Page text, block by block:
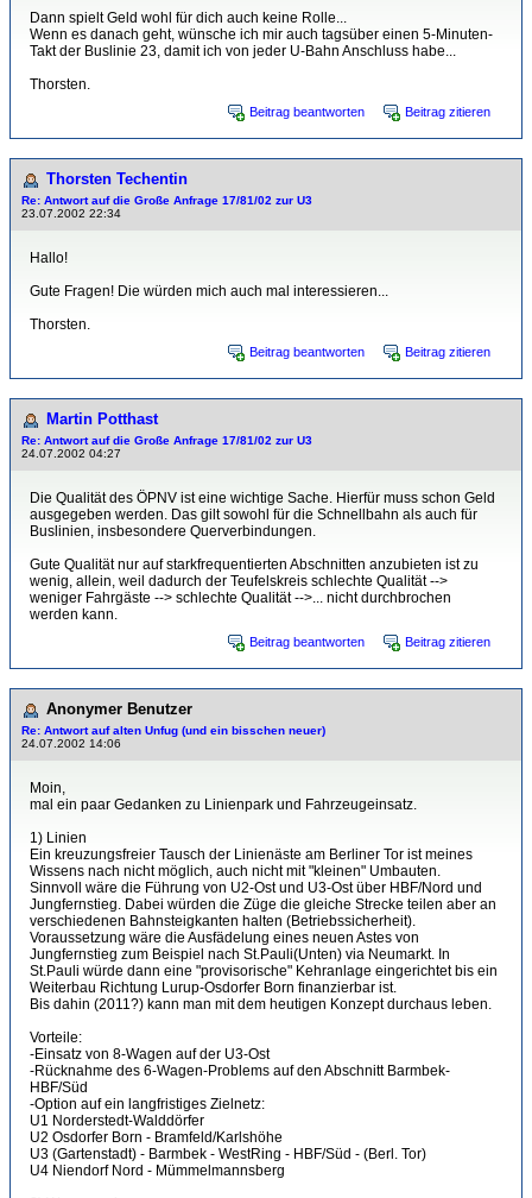
Dann spielt Geld wohl für dich auch keine Rolle...
Wenn es danach geht, wünsche ich mir auch tagsüber einen 5-Minuten-
Takt der Buslinie 23, damit ich von jeder U-Bahn Anschluss habe...
Thorsten.
Beitrag beantworten Beitrag zitieren
Thorsten Techentin
Re: Antwort auf die Große Anfrage 17/81/02 zur U3
23.07.2002 22:34
Hallo!
Gute Fragen! Die würden mich auch mal interessieren...
Thorsten.
Beitrag beantworten Beitrag zitieren
Martin Potthast
Re: Antwort auf die Große Anfrage 17/81/02 zur U3
24.07.2002 04:27
Die Qualität des ÖPNV ist eine wichtige Sache. Hierfür muss schon Geld
ausgegeben werden. Das gilt sowohl für die Schnellbahn als auch für
Buslinien, insbesondere Querverbindungen.
Gute Qualität nur auf starkfrequentierten Abschnitten anzubieten ist zu
wenig, allein, weil dadurch der Teufelskreis schlechte Qualität -->
weniger Fahrgäste --> schlechte Qualität -->... nicht durchbrochen
werden kann.
Beitrag beantworten Beitrag zitieren
Anonymer Benutzer
Re: Antwort auf alten Unfug (und ein bisschen neuer)
24.07.2002 14:06
Moin,
mal ein paar Gedanken zu Linienpark und Fahrzeugeinsatz.
1) Linien
Ein kreuzungsfreier Tausch der Linienäste am Berliner Tor ist meines
Wissens nach nicht möglich, auch nicht mit "kleinen" Umbauten.
Sinnvoll wäre die Führung von U2-Ost und U3-Ost über HBF/Nord und
Jungfernstieg. Dabei würden die Züge die gleiche Strecke teilen aber an
verschiedenen Bahnsteigkanten halten (Betriebssicherheit).
Voraussetzung wäre die Ausfädelung eines neuen Astes von
Jungfernstieg zum Beispiel nach St.Pauli(Unten) via Neumarkt. In
St.Pauli würde dann eine "provisorische" Kehranlage eingerichtet bis ein
Weiterbau Richtung Lurup-Osdorfer Born finanzierbar ist.
Bis dahin (2011?) kann man mit dem heutigen Konzept durchaus leben.
Vorteile:
-Einsatz von 8-Wagen auf der U3-Ost
-Rücknahme des 6-Wagen-Problems auf den Abschnitt Barmbek-
HBF/Süd
-Option auf ein langfristiges Zielnetz:
U1 Norderstedt-Walddörfer
U2 Osdorfer Born - Bramfeld/Karlshöhe
U3 (Gartenstadt) - Barmbek - WestRing - HBF/Süd - (Berl. Tor)
U4 Niendorf Nord - Mümmelmannsberg